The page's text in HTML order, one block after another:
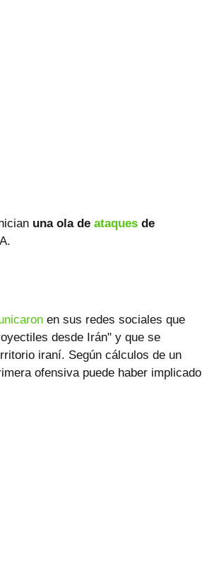
una ola de ataques de
en sus redes sociales que
desde Irán" y que se
iraní. Según cálculos de un
ofensiva puede haber implicado